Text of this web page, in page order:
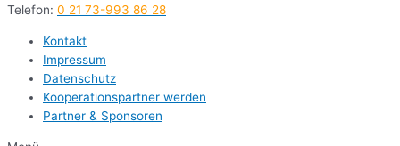
Telefon: 0 21 73-993 86 28
Kontakt
Impressum
Datenschutz
Kooperationspartner werden
Partner & Sponsoren